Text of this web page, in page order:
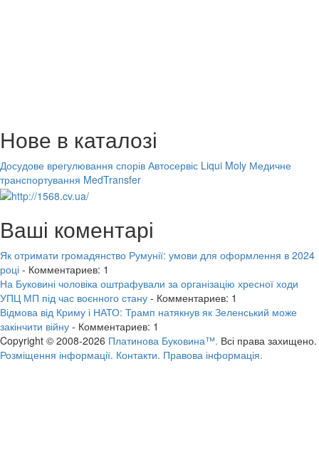
Нове в каталозі
Досудове врегулювання спорів Автосервіс Liqui Moly Медичне
транспортування MedTransfer
Ваші коментарі
Як отримати громадянство Румунії: умови для оформлення в 2024
році - Комментариев: 1
На Буковині чоловіка оштрафували за організацію хресної ходи
УПЦ МП під час воєнного стану - Комментариев: 1
Відмова від Криму і НАТО: Трамп натякнув як Зеленський може
закінчити війну - Комментариев: 1
Copyright © 2008-2026 Платинова Буковина™. Всі права захищено.
Розміщення інформації. Контакти. Правова інформація.